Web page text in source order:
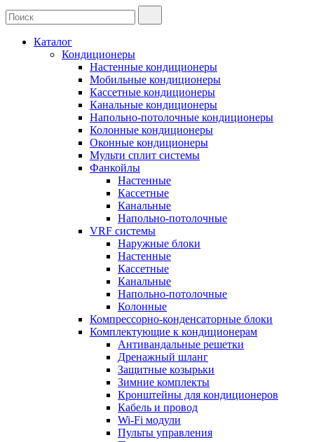
Каталог
Кондиционеры
Настенные кондиционеры
Мобильные кондиционеры
Кассетные кондиционеры
Канальные кондиционеры
Напольно-потолочные кондиционеры
Колонные кондиционеры
Оконные кондиционеры
Мульти сплит системы
Фанкойлы
Настенные
Кассетные
Канальные
Напольно-потолочные
VRF системы
Наружные блоки
Настенные
Кассетные
Канальные
Напольно-потолочные
Колонные
Компрессорно-конденсаторные блоки
Комплектующие к кондиционерам
Антивандальные решетки
Дренажный шланг
Защитные козырьки
Зимние комплекты
Кронштейны для кондиционеров
Кабель и провод
Wi-Fi модули
Пульты управления